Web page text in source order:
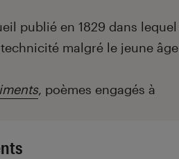
publié en 1829 dans lequel
malgré le jeune âge
, poèmes engagés à